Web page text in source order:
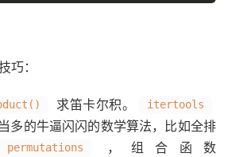
巧：
求笛卡尔积。 itertools
多的牛逼闪闪的数学算法，比如全排
permutations ，组合函数